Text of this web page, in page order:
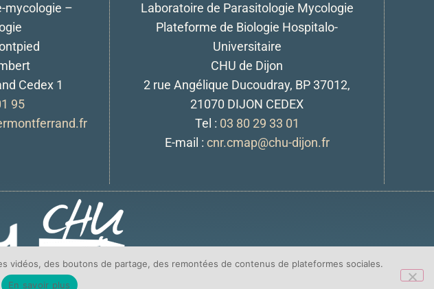
mycologie –
Cedex 1
95
Laboratoire de Parasitologie Mycologie
Plateforme de Biologie Hospitalo-
Universitaire
CHU de Dijon
2 rue Angélique Ducoudray, BP 37012,
21070 DIJON CEDEX
Tel : 03 80 29 33 01
E-mail : cnr.cmap@chu-dijon.fr
des boutons de partage, des remontées de contenus de plateformes sociales.
En savoir plus